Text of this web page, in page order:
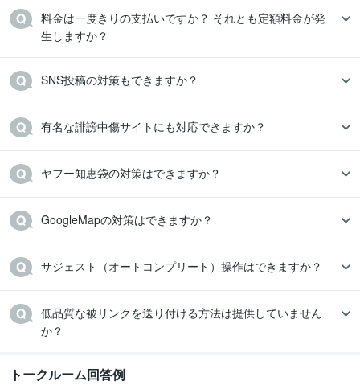
料金は一度きりの支払いですか？ それとも定額料金が発
生しますか？
SNS投稿の対策もできますか？
有名な誹謗中傷サイトにも対応できますか？
ヤフー知恵袋の対策はできますか？
GoogleMapの対策はできますか？
サジェスト（オートコンプリート）操作はできますか？
低品質な被リンクを送り付ける方法は提供していません
か？
トークルーム回答例